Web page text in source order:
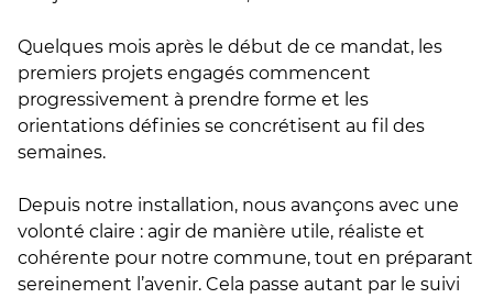
Quelques mois après le début de ce mandat, les
premiers projets engagés commencent
progressivement à prendre forme et les
orientations définies se concrétisent au fil des
semaines.
Depuis notre installation, nous avançons avec une
volonté claire : agir de manière utile, réaliste et
cohérente pour notre commune, tout en préparant
sereinement l’avenir. Cela passe autant par le suivi